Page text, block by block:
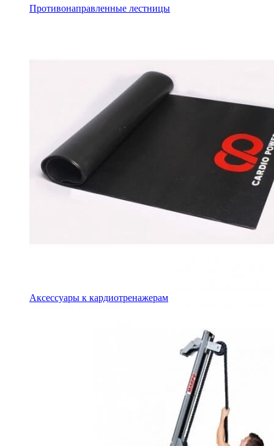
Противонаправленные лестницы
Аксессуары к кардиотренажерам